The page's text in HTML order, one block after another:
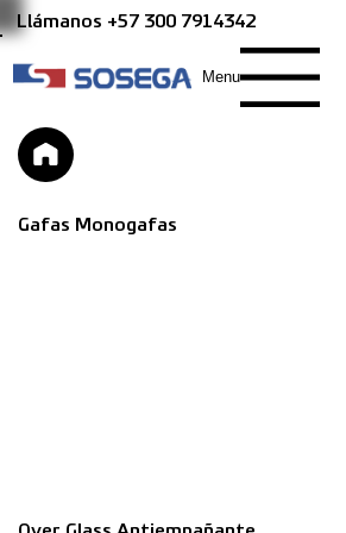
Llámanos +57 300 7914342
Menu
Gafas Monogafas